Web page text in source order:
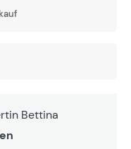
Bettina